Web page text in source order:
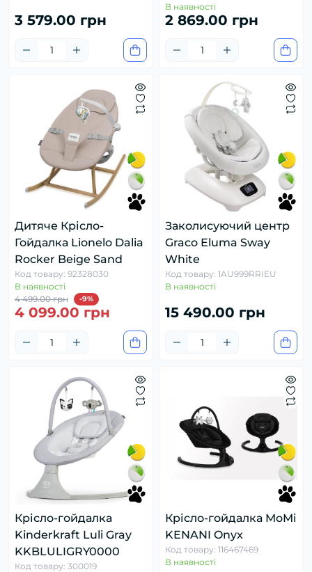
3 579.00 грн
В наявності
2 869.00 грн
Дитяче Крісло-
Гойдалка Lionelo Dalia
Rocker Beige Sand
Код товару: 92328030
В наявності
4 499.00 грн
-9%
4 099.00 грн
Заколисуючий центр
Graco Eluma Sway
White
Код товару: 1AU999RRIEU
В наявності
15 490.00 грн
Крісло-гойдалка
Kinderkraft Luli Gray
KKBLULIGRY0000
Код товару: 300019
Крісло-гойдалка MoMi
KENANI Onyx
Код товару: 116467469
В наявності